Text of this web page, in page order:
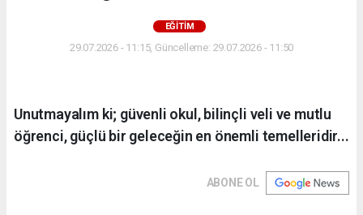
EĞİTİM
29.07.2026 - 11:15, Güncelleme: 29.07.2026 - 11:50
Unutmayalım ki; güvenli okul, bilinçli veli ve mutlu
öğrenci, güçlü bir geleceğin en önemli temelleridir...
ABONE OL